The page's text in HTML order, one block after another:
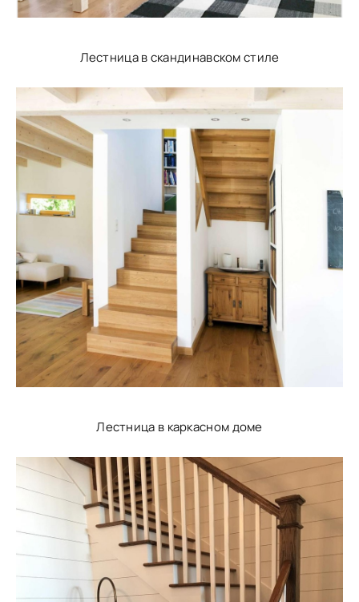
Лестница в скандинавском стиле
Лестница в каркасном доме